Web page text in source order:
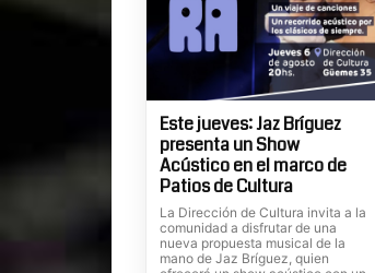
Este jueves: Jaz Bríguez
presenta un Show
Acústico en el marco de
Patios de Cultura
La Dirección de Cultura invita a la
comunidad a disfrutar de una
nueva propuesta musical de la
mano de Jaz Bríguez, quien